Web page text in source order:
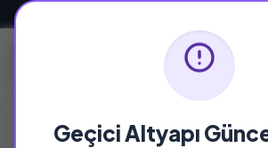
Geçici Altyapı